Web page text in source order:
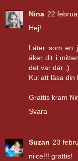
Nina 22
Hej!
Låter som en
åker dit i
det var där ;).
Kul att läsa din
Grattis kram
Svara
Suzan 23
niice!!! grattis!